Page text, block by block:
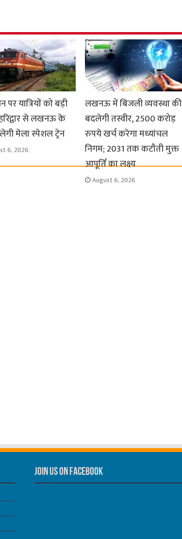
पर यात्रियों को बड़ी
से लखनऊ के
मेला स्पेशल ट्रेन
6, 2026
लखनऊ में बिजली व्यवस्था की
बदलेगी तस्वीर, 2500 करोड़
रुपये खर्च करेगा मध्यांचल
निगम; 2031 तक कटौती मुक्त
आपूर्ति का लक्ष्य
August 6, 2026
Join us on Facebook